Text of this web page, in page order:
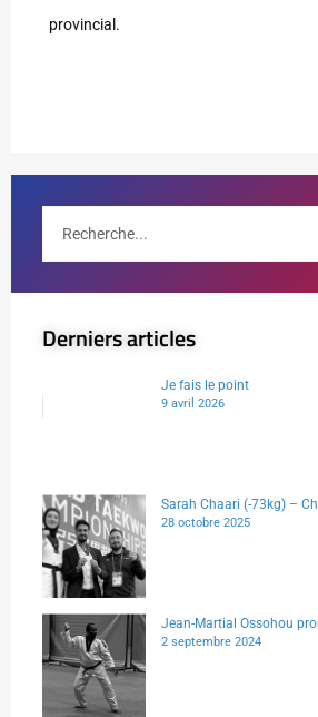
provincial.
Derniers articles
Je fais le point
9 avril 2026
Sarah Chaari (-73kg) –
28 octobre 2025
Jean-Martial Ossohou
2 septembre 2024